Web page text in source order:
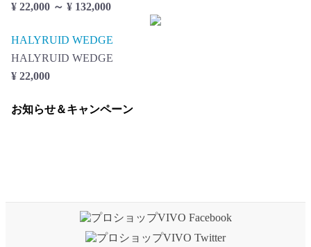
¥ 22,000 ～ ¥ 132,000
HALYRUID WEDGE
HALYRUID WEDGE
¥ 22,000
お知らせ＆キャンペーン